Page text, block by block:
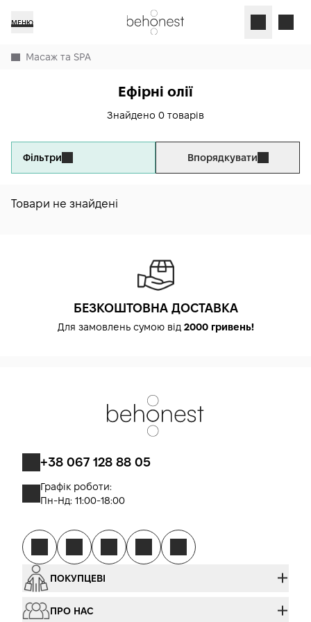
МЕНЮ
Масаж та SPA
Ефірні олії
Знайдено 0 товарів
Фільтри Впорядкувати
Товари не знайдені
БЕЗКОШТОВНА ДОСТАВКА
Для замовлень сумою від 2000 гривень!
+38 067 128 88 05
Графік роботи:
Пн-Нд: 11:00-18:00
ПОКУПЦЕВІ
ПРО НАС